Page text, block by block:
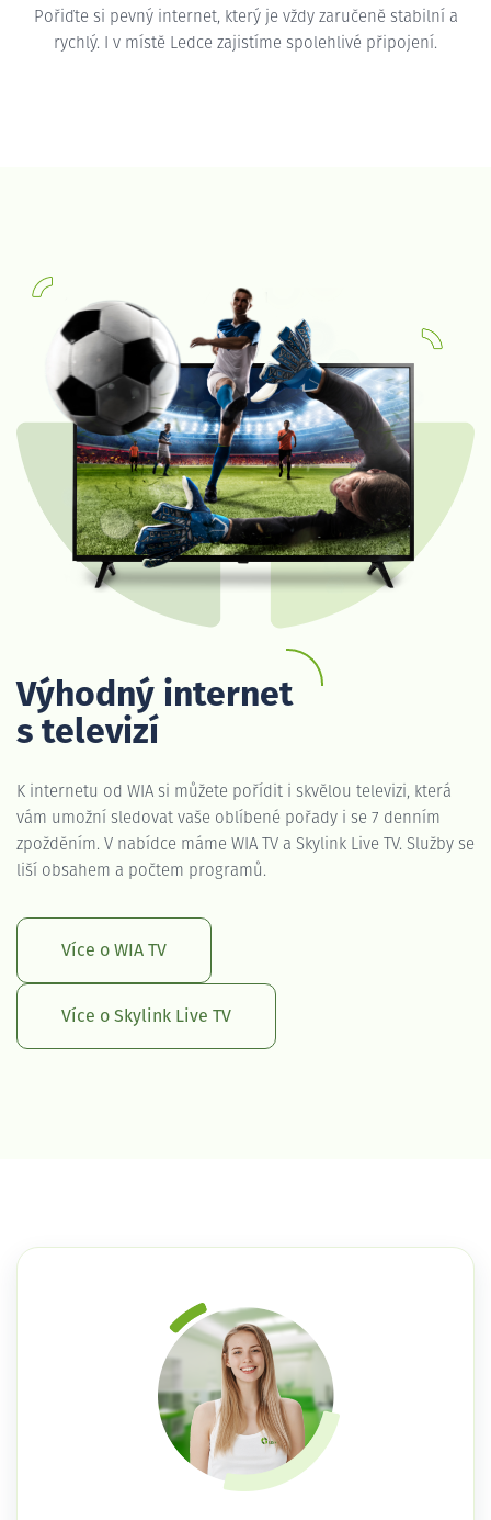
Pořiďte si pevný internet, který je vždy zaručeně stabilní a
rychlý. I v místě Ledce zajistíme spolehlivé připojení.
Výhodný internet
s televizí
K internetu od WIA si můžete pořídit i skvělou televizi, která
vám umožní sledovat vaše oblíbené pořady i se 7 denním
zpožděním. V nabídce máme WIA TV a Skylink Live TV. Služby se
liší obsahem a počtem programů.
Více o WIA TV
Více o Skylink Live TV